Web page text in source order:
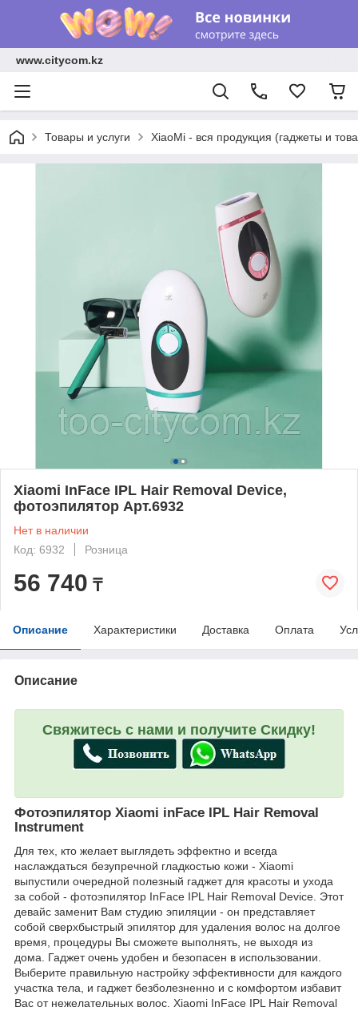
www.citycom.kz
Товары и услуги XiaoMi - вся продукция (гаджеты и
Xiaomi InFace IPL Hair Removal Device,
фотоэпилятор Арт.6932
Нет в наличии
Код: 6932
Розница
56 740 ₸
Описание Характеристики Доставка Оплата
Описание
Свяжитесь с нами и получите Скидку!
Фотоэпилятор Xiaomi inFace IPL Hair Removal
Instrument
Для тех, кто желает выглядеть эффектно и всегда
наслаждаться безупречной гладкостью кожи - Xiaomi
выпустили очередной полезный гаджет для красоты и ухода
за собой - фотоэпилятор InFace IPL Hair Removal Device. Этот
девайс заменит Вам студию эпиляции - он представляет
собой сверхбыстрый эпилятор для удаления волос на долгое
время, процедуры Вы сможете выполнять, не выходя из
дома. Гаджет очень удобен и безопасен в использовании.
Выберите правильную настройку эффективности для каждого
участка тела, и гаджет безболезненно и с комфортом избавит
Вас от нежелательных волос. Xiaomi InFace IPL Hair Removal